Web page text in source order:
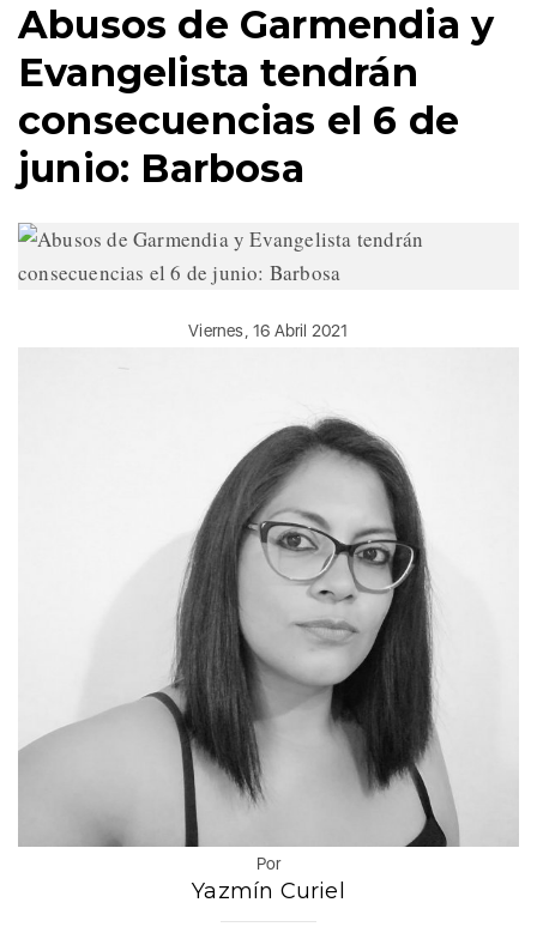
Abusos de Garmendia y
Evangelista tendrán
consecuencias el 6 de
junio: Barbosa
Viernes, 16 Abril 2021
Por
Yazmín Curiel